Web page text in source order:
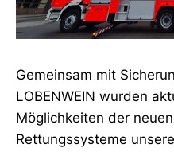
Gemeinsam mit
LOBENWEIN wurden
Möglichkeiten der
Rettungssysteme